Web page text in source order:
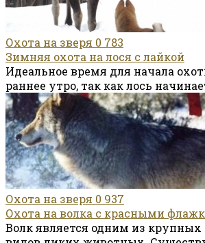
Охота на зверя 0 783
Зимняя охота на лося с лайкой
Идеальное время для начала
раннее утро, так как лось
Охота на зверя 0 937
Охота на волка с красными
Волк является одним из